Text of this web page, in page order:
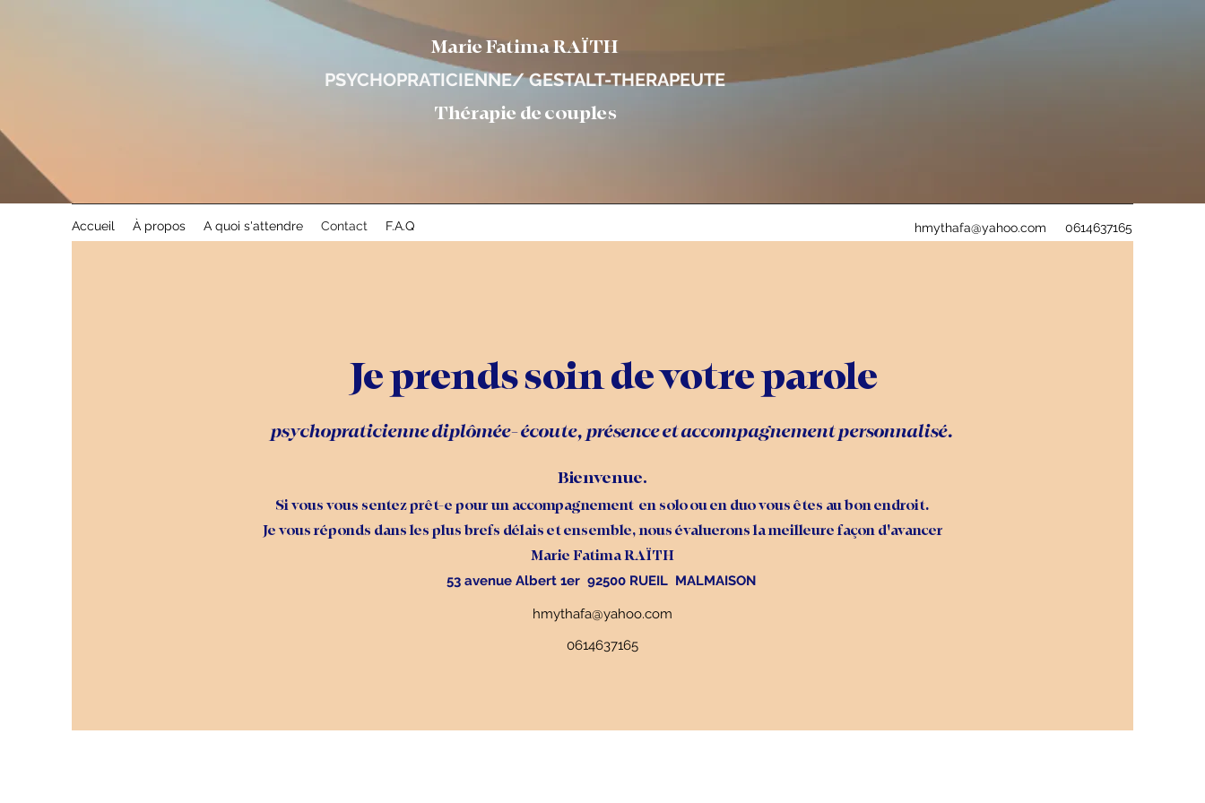
Marie Fatima RAÏTH
PSYCHOPRATICIENNE/ GESTALT-THERAPEUTE
Thérapie de couples
Accueil À propos A quoi s'attendre Contact F.A.Q hmythafa@yahoo.com 0614637165
Je prends soin de votre parole
psychopraticienne diplômée- écoute, présence et accompagnement personnalisé.
Bienvenue.
Si vous vous sentez prêt-e pour un accompagnement en solo ou en duo vous êtes au bon endroit.
Je vous réponds dans les plus brefs délais et ensemble, nous évaluerons la meilleure façon d'avancer
Marie Fatima RAÏTH
53 avenue Albert 1er 92500 RUEIL MALMAISON
hmythafa@yahoo.com
0614637165